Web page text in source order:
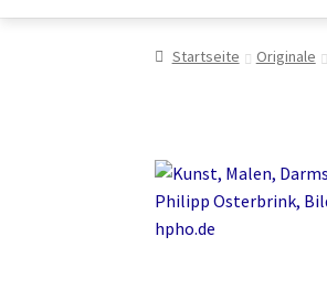
Startseite Originale